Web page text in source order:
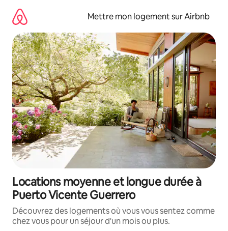
directement
contenu
Mettre mon logement sur Airbnb
Locations moyenne et longue durée à
Puerto Vicente Guerrero
Découvrez des logements où vous vous sentez comme
chez vous pour un séjour d'un mois ou plus.